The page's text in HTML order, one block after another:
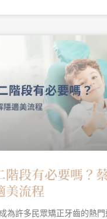
階段有必要嗎？
美流程
為許多民眾矯正牙齒的熱